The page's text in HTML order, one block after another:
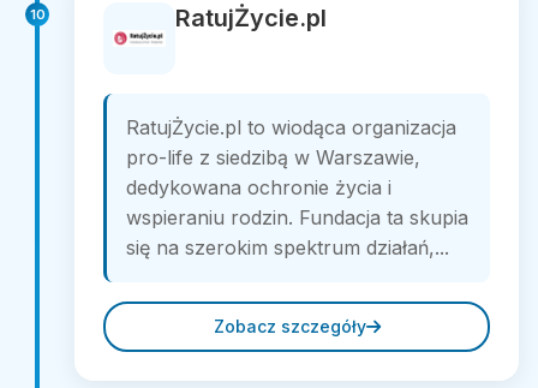
10 RatujŻycie.pl
RatujŻycie.pl to wiodąca organizacja
pro-life z siedzibą w Warszawie,
dedykowana ochronie życia i
wspieraniu rodzin. Fundacja ta skupia
się na szerokim spektrum działań,...
Zobacz szczegóły